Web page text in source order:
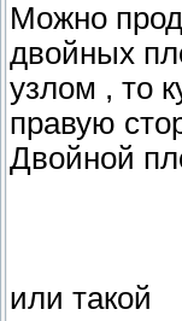
Можно
двойных
узлом , то
правую
Двойной
или такой